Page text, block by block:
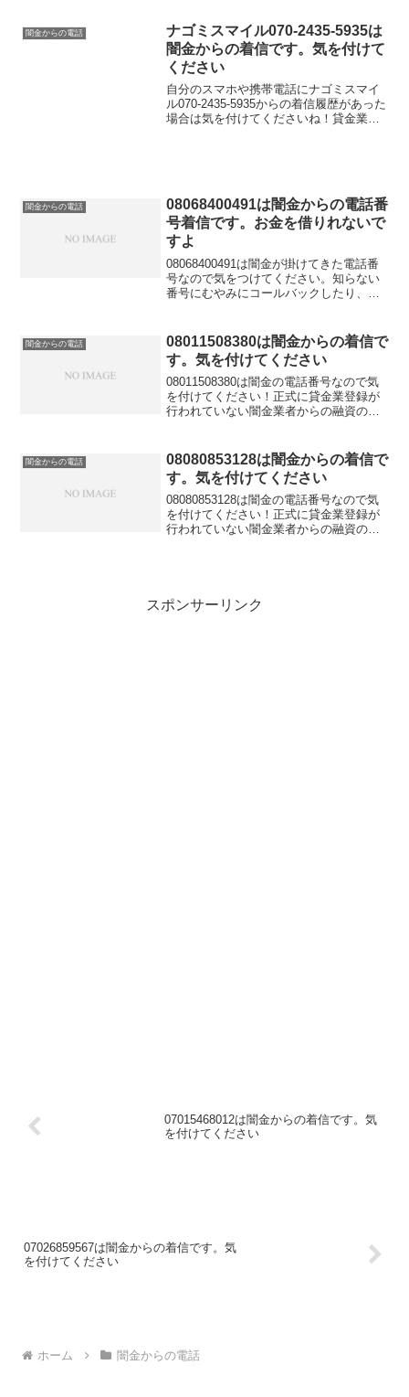
闇金からの電話
ナゴミスマイル070-2435-5935は
闇金からの着信です。気を付けて
ください
自分のスマホや携帯電話にナゴミスマイ
ル070-2435-5935からの着信履歴があった
場合は気を付けてくださいね！貸金業登
闇金からの電話
08068400491は闇金からの電話番
号着信です。お金を借りれないで
すよ
08068400491は闇金が掛けてきた電話番
号なので気をつけてください。知らない
番号にむやみにコールバックしたり、融
どの金融被害に遭う可能性もあります。
金融庁に貸金業登録していないこの電話
番号はキャッシングの勧誘に利用しては
いけないと法律で定められています。
闇金からの電話
08011508380は闇金からの着信で
す。気を付けてください
08011508380は闇金の電話番号なので気
を付けてください！正式に貸金業登録が
行われていない闇金業者からの融資の勧
「今ならすぐにご融資可能なので条件だ
けでも聞いてくださ...
闇金からの電話
08080853128は闇金からの着信で
す。気を付けてください
08080853128は闇金の電話番号なので気
を付けてください！正式に貸金業登録が
行われていない闇金業者からの融資の勧
スポンサーリンク
07015468012は闇金からの着信です。気
を付けてください
07026859567は闇金からの着信です。気
を付けてください
ホーム 闇金からの電話